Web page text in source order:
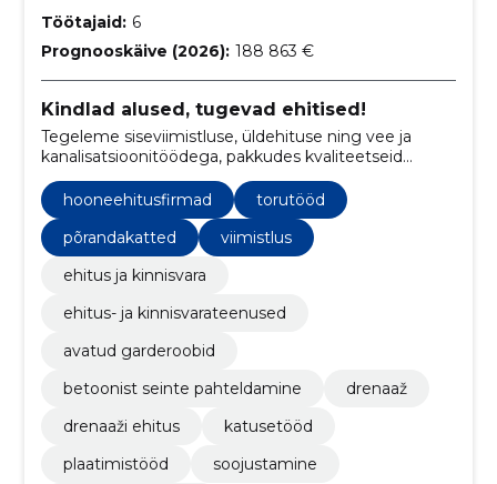
Töötajaid: 6
Prognooskäive (2026): 188 863 €
Kindlad alused, tugevad ehitised!
Tegeleme siseviimistluse, üldehituse ning vee ja
kanalisatsioonitöödega, pakkudes kvaliteetseid
ehituslahendusi ja teenuseid nii kodudele kui ka
ärihoonetele
hooneehitusfirmad
torutööd
põrandakatted
viimistlus
ehitus ja kinnisvara
ehitus- ja kinnisvarateenused
avatud garderoobid
betoonist seinte pahteldamine
drenaaž
drenaaži ehitus
katusetööd
plaatimistööd
soojustamine